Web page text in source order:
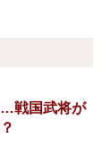
…戦国武将が